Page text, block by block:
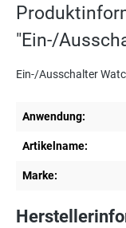
"Ein-/
Ein-/Ausschalter
Anwendung:
Artikelname:
Marke: